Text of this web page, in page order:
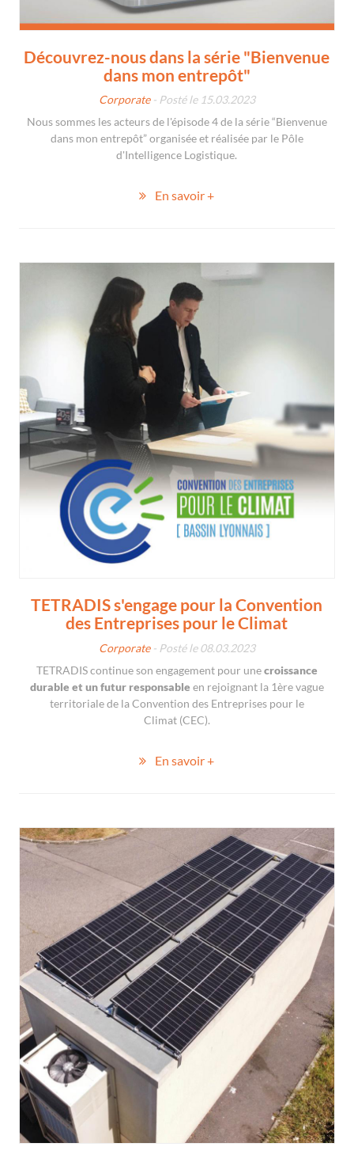
Découvrez-nous dans la série "Bienvenue
dans mon entrepôt"
Corporate- Posté le 15.03.2023
Nous sommes les acteurs de l'épisode 4 de la série “Bienvenue
dans mon entrepôt” organisée et réalisée par le Pôle
d'Intelligence Logistique.
En savoir +
TETRADIS s'engage pour la Convention
des Entreprises pour le Climat
Corporate- Posté le 08.03.2023
TETRADIS continue son engagement pour unecroissance
durable et un futur responsable en rejoignant la 1ère vague
territoriale de la Convention des Entreprises pour le
Climat (CEC).
En savoir +